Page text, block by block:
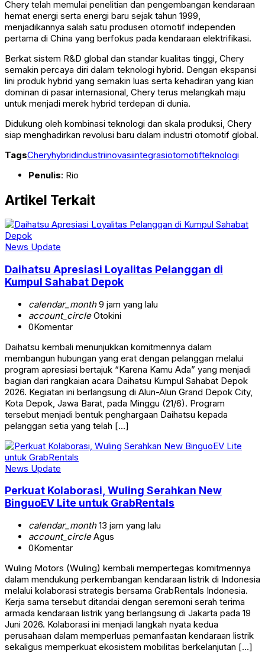
Chery telah memulai penelitian dan pengembangan kendaraan
hemat energi serta energi baru sejak tahun 1999,
menjadikannya salah satu produsen otomotif independen
pertama di China yang berfokus pada kendaraan elektrifikasi.
Berkat sistem R&D global dan standar kualitas tinggi, Chery
semakin percaya diri dalam teknologi hybrid. Dengan ekspansi
lini produk hybrid yang semakin luas serta kehadiran yang kian
dominan di pasar internasional, Chery terus melangkah maju
untuk menjadi merek hybrid terdepan di dunia.
Didukung oleh kombinasi teknologi dan skala produksi, Chery
siap menghadirkan revolusi baru dalam industri otomotif global.
TagsCheryhybridindustriinovasiintegrasiotomotifteknologi
Penulis: Rio
Artikel Terkait
News Update
Daihatsu Apresiasi Loyalitas Pelanggan di
Kumpul Sahabat Depok
calendar_month9 jam yang lalu
account_circleOtokini
0Komentar
Daihatsu kembali menunjukkan komitmennya dalam
membangun hubungan yang erat dengan pelanggan melalui
program apresiasi bertajuk “Karena Kamu Ada” yang menjadi
bagian dari rangkaian acara Daihatsu Kumpul Sahabat Depok
2026. Kegiatan ini berlangsung di Alun-Alun Grand Depok City,
Kota Depok, Jawa Barat, pada Minggu (21/6). Program
tersebut menjadi bentuk penghargaan Daihatsu kepada
pelanggan setia yang telah […]
News Update
Perkuat Kolaborasi, Wuling Serahkan New
BinguoEV Lite untuk GrabRentals
calendar_month13 jam yang lalu
account_circleAgus
0Komentar
Wuling Motors (Wuling) kembali mempertegas komitmennya
dalam mendukung perkembangan kendaraan listrik di Indonesia
melalui kolaborasi strategis bersama GrabRentals Indonesia.
Kerja sama tersebut ditandai dengan seremoni serah terima
armada kendaraan listrik yang berlangsung di Jakarta pada 19
Juni 2026. Kolaborasi ini menjadi langkah nyata kedua
perusahaan dalam memperluas pemanfaatan kendaraan listrik
sekaligus memperkuat ekosistem mobilitas berkelanjutan […]